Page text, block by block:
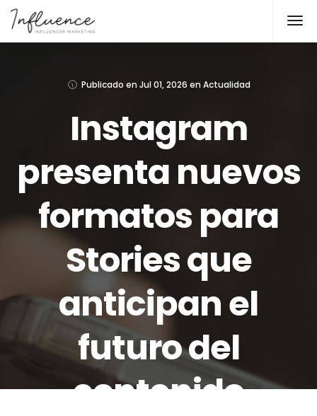
Publicado en Jul 01, 2026 en Actualidad
Instagram
presenta nuevos
formatos para
Stories que
anticipan el
futuro del
contenido